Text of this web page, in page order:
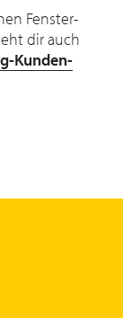
Fenster-
dir auch
Kunden-